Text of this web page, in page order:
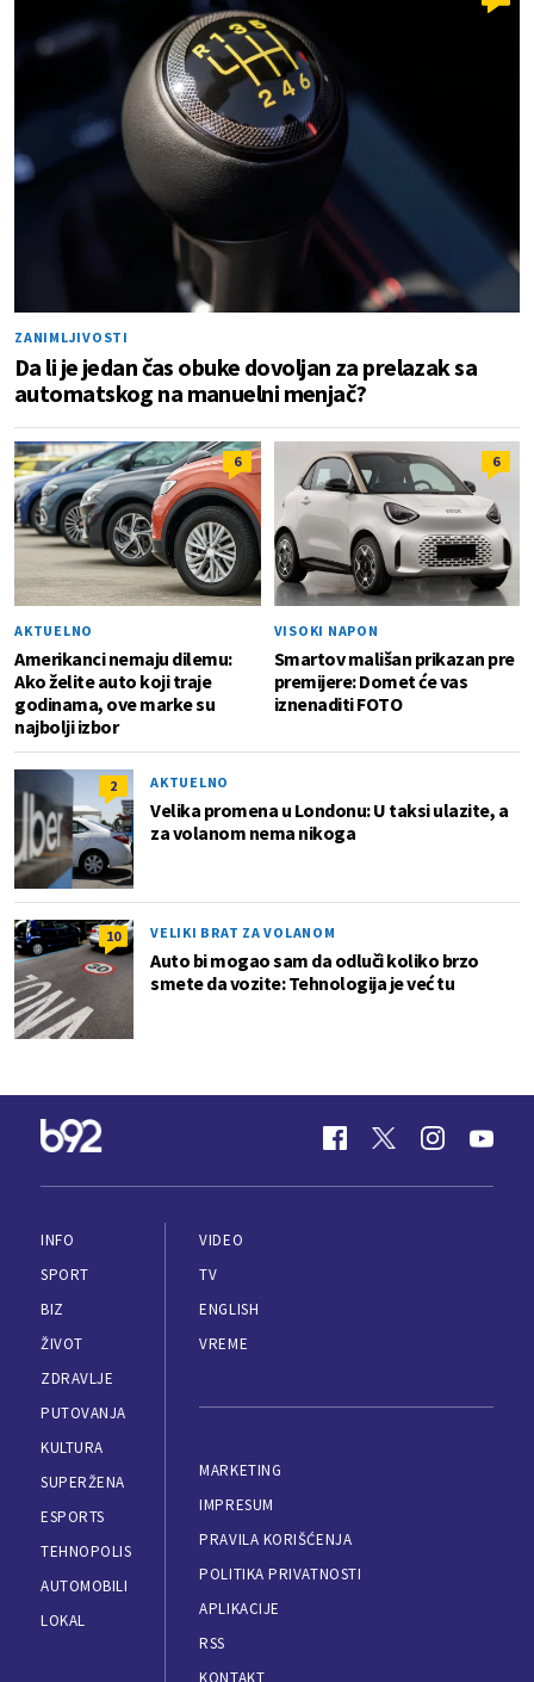
ZANIMLJIVOSTI
Da li je jedan čas obuke dovoljan za prelazak sa
automatskog na manuelni menjač?
6
AKTUELNO
Amerikanci nemaju dilemu:
Ako želite auto koji traje
godinama, ove marke su
najbolji izbor
6
VISOKI NAPON
Smartov mališan prikazan pre
premijere: Domet će vas
iznenaditi FOTO
2 AKTUELNO
Velika promena u Londonu: U taksi ulazite, a
za volanom nema nikoga
10 VELIKI BRAT ZA VOLANOM
Auto bi mogao sam da odluči koliko brzo
smete da vozite: Tehnologija je već tu
INFO
SPORT
BIZ
ŽIVOT
ZDRAVLJE
PUTOVANJA
KULTURA
SUPERŽENA
ESPORTS
TEHNOPOLIS
AUTOMOBILI
LOKAL
VIDEO
TV
ENGLISH
VREME
MARKETING
IMPRESUM
PRAVILA KORIŠĆENJA
POLITIKA PRIVATNOSTI
APLIKACIJE
RSS
KONTAKT